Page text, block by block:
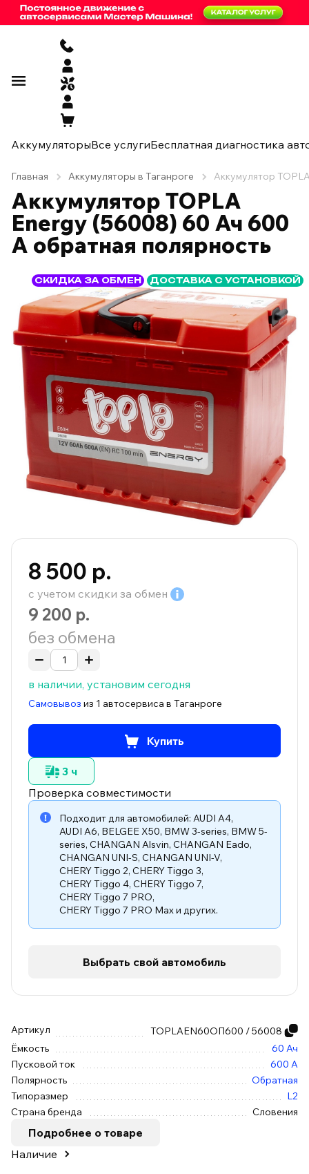
АккумуляторыВсе услугиБесплатная диагностика
Главная Аккумуляторы в Таганроге Аккумулятор
Аккумулятор TOPLA
Energy (56008) 60 Ач 600
А обратная полярность
СКИДКА ЗА ОБМЕН ДОСТАВКА С УСТАНОВКОЙ
Артикул
TOPLAEN60ОП600 / 56008
Ёмкость
60 Ач
Пусковой ток
600 А
Полярность
Обратная
Типоразмер
L2
Страна бренда
Словения
Подробнее о товаре
Наличие
8 500 р.
с учетом скидки за обмен
9 200 р.
без обмена
в наличии, установим сегодня
Самовывоз из 1 автосервиса в Таганроге
Купить
3 ч
Проверка совместимости
Подходит для автомобилей: AUDI A4,
AUDI A6, BELGEE X50, BMW 3-series, BMW 5-
series, CHANGAN Alsvin, CHANGAN Eado,
CHANGAN UNI-S, CHANGAN UNI-V,
CHERY Tiggo 2, CHERY Tiggo 3,
CHERY Tiggo 4, CHERY Tiggo 7,
CHERY Tiggo 7 PRO,
CHERY Tiggo 7 PRO Maxи других.
Выбрать свой автомобиль